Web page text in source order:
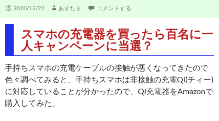
2020/12/22 あすたま コメントする
スマホの充電器を買ったら百名に一
人キャンペーンに当選？
手持ちスマホの充電ケーブルの接触が悪くなってきたので
色々調べてみると、手持ちスマホは非接触の充電Qi(チィー)
に対応していることが分かったので、Qi充電器をAmazonで
購入してみた。